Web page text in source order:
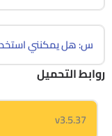
س: هل يمكنني
روابط التحميل
v3.5.37